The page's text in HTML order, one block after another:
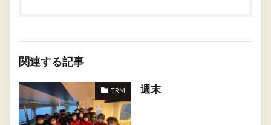
関連する記事
TRM 週末